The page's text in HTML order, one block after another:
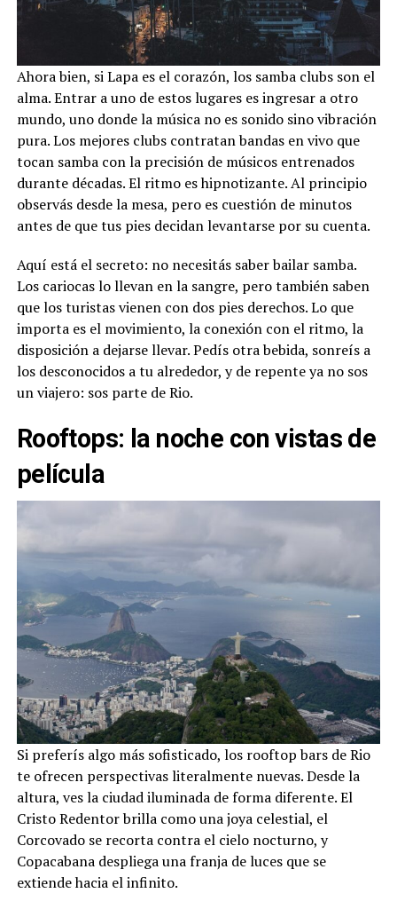
Ahora bien, si Lapa es el corazón, los samba clubs son el
alma. Entrar a uno de estos lugares es ingresar a otro
mundo, uno donde la música no es sonido sino vibración
pura. Los mejores clubs contratan bandas en vivo que
tocan samba con la precisión de músicos entrenados
durante décadas. El ritmo es hipnotizante. Al principio
observás desde la mesa, pero es cuestión de minutos
antes de que tus pies decidan levantarse por su cuenta.
Aquí está el secreto: no necesitás saber bailar samba.
Los cariocas lo llevan en la sangre, pero también saben
que los turistas vienen con dos pies derechos. Lo que
importa es el movimiento, la conexión con el ritmo, la
disposición a dejarse llevar. Pedís otra bebida, sonreís a
los desconocidos a tu alrededor, y de repente ya no sos
un viajero: sos parte de Rio.
Rooftops: la noche con vistas de
película
Si preferís algo más sofisticado, los rooftop bars de Rio
te ofrecen perspectivas literalmente nuevas. Desde la
altura, ves la ciudad iluminada de forma diferente. El
Cristo Redentor brilla como una joya celestial, el
Corcovado se recorta contra el cielo nocturno, y
Copacabana despliega una franja de luces que se
extiende hacia el infinito.